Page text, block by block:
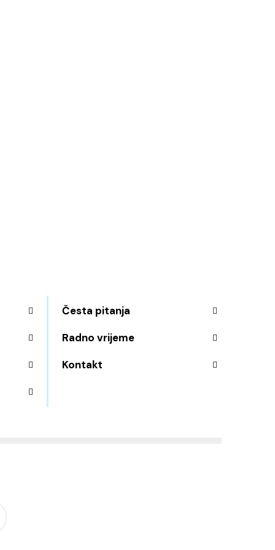
Česta pitanja
Radno vrijeme
Kontakt